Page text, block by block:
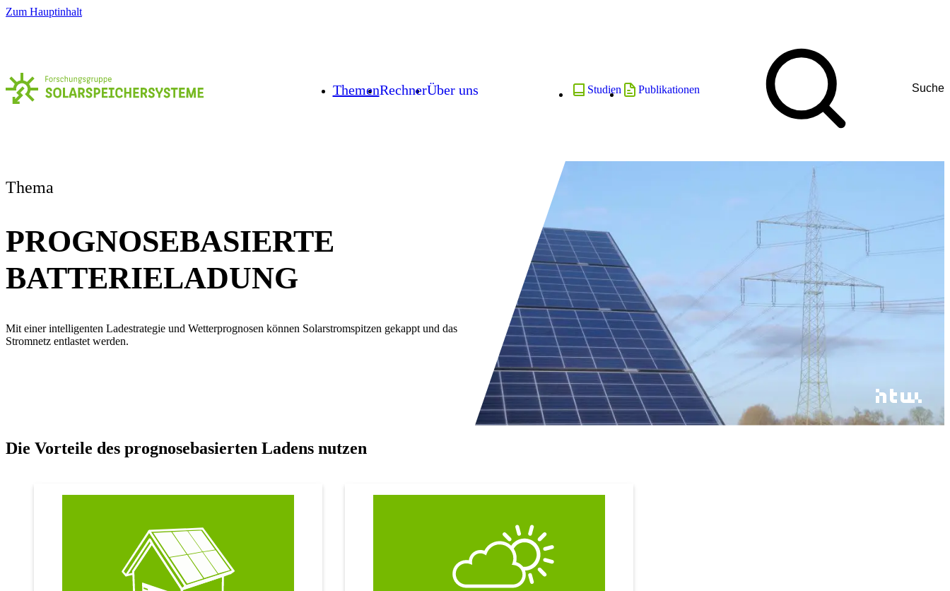
Zum Hauptinhalt
Suche
ThemenRechnerÜber uns Studien Publikationen
Thema
PROGNOSEBASIERTE
BATTERIELADUNG
Mit einer intelligenten Ladestrategie und Wetterprognosen können Solarstromspitzen gekappt und das
Stromnetz entlastet werden.
Die Vorteile des prognosebasierten Ladens nutzen